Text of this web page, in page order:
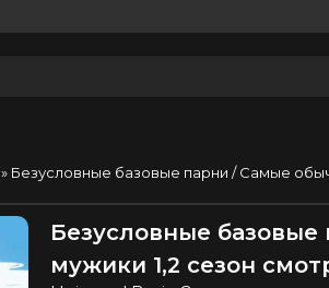
» Безусловные базовые парни / Самые
Безусловные
мужики 1,2 сезон